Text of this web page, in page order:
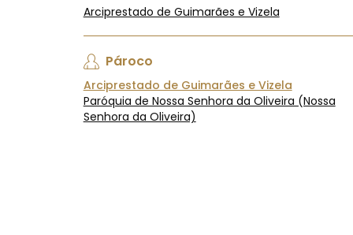
Arciprestado de Guimarães e Vizela
Pároco
Arciprestado de Guimarães e Vizela
Paróquia de Nossa Senhora da Oliveira (Nossa
Senhora da Oliveira)